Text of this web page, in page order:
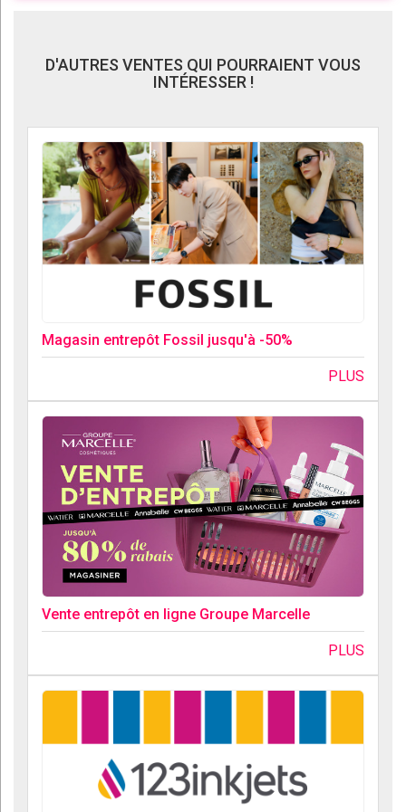
D'AUTRES VENTES QUI POURRAIENT VOUS
INTÉRESSER !
Magasin entrepôt Fossil jusqu'à -50%
PLUS
Vente entrepôt en ligne Groupe Marcelle
PLUS